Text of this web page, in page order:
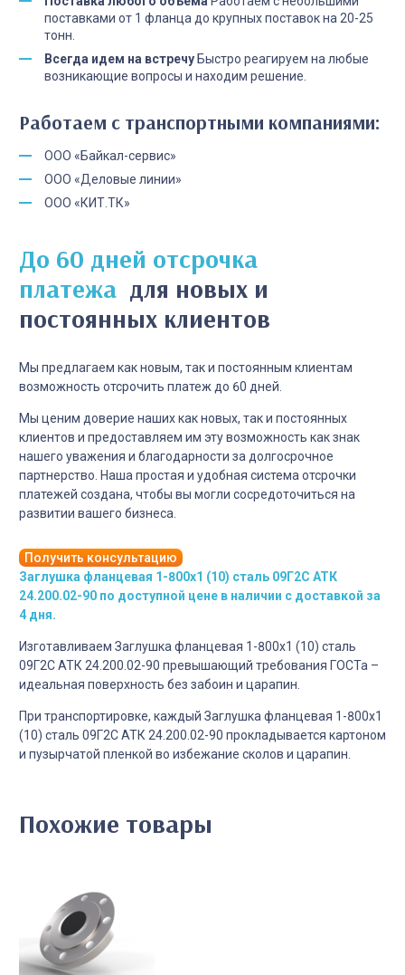
поставками от 1 фланца до крупных поставок на 20-25
тонн.
Всегда идем на встречу Быстро реагируем на любые
возникающие вопросы и находим решение.
Работаем с транспортными компаниями:
ООО «Байкал-сервис»
ООО «Деловые линии»
ООО «КИТ.ТК»
До 60 дней отсрочка
платежа для новых и
постоянных клиентов
Мы предлагаем как новым, так и постоянным клиентам
возможность отсрочить платеж до 60 дней.
Мы ценим доверие наших как новых, так и постоянных
клиентов и предоставляем им эту возможность как знак
нашего уважения и благодарности за долгосрочное
партнерство. Наша простая и удобная система отсрочки
платежей создана, чтобы вы могли сосредоточиться на
развитии вашего бизнеса.
Получить консультацию
Заглушка фланцевая 1-800х1 (10) сталь 09Г2С АТК
24.200.02-90 по доступной цене в наличии с доставкой за
4 дня.
Изготавливаем Заглушка фланцевая 1-800х1 (10) сталь
09Г2С АТК 24.200.02-90 превышающий требования ГОСТа –
идеальная поверхность без забоин и царапин.
При транспортировке, каждый Заглушка фланцевая 1-800х1
(10) сталь 09Г2С АТК 24.200.02-90 прокладывается картоном
и пузырчатой пленкой во избежание сколов и царапин.
Похожие товары